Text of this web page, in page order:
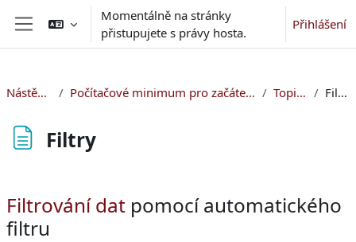
Přejít k hlavnímu obsahu
Boční panel
Momentálně na stránky
přistupujete s právy hosta.
Přihlášení
Nástěnka Počítačové minimum pro začátečníky Topic 6 Filtry
Filtry
Filtrování dat pomocí automatického
filtru